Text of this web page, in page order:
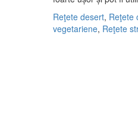
Reţete desert, Reţete
vegetariene, Reţete